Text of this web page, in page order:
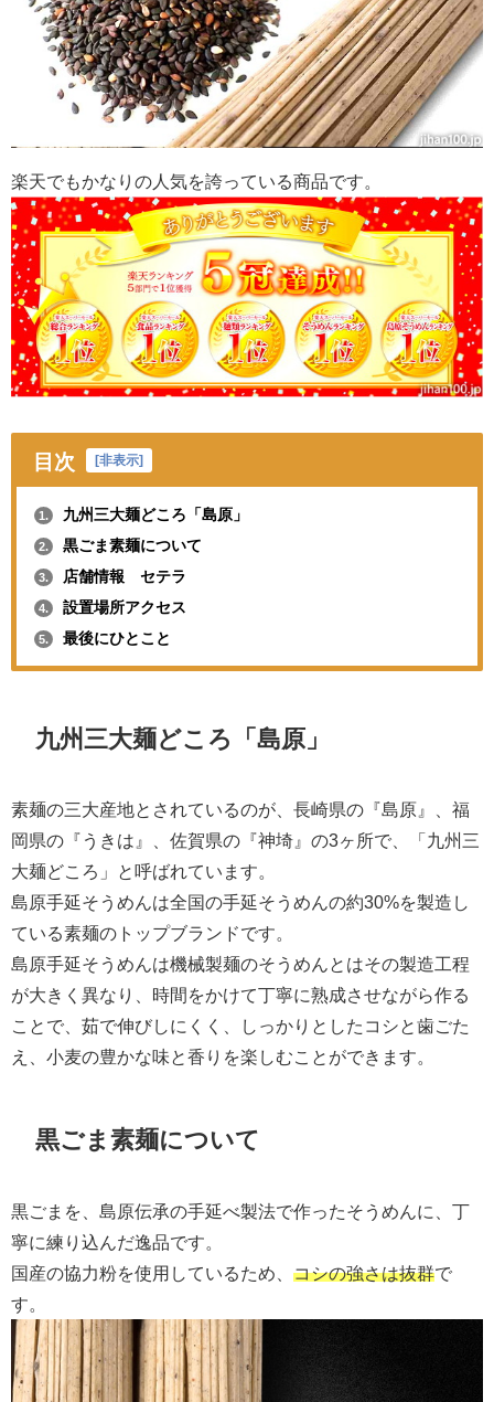
楽天でもかなりの人気を誇っている商品です。
目次 [非表示]
1. 九州三大麺どころ「島原」
2. 黒ごま素麺について
3. 店舗情報 セテラ
4. 設置場所アクセス
5. 最後にひとこと
九州三大麺どころ「島原」
素麺の三大産地とされているのが、長崎県の『島原』、福
岡県の『うきは』、佐賀県の『神埼』の3ヶ所で、「九州三
大麺どころ」と呼ばれています。
島原手延そうめんは全国の手延そうめんの約30%を製造し
ている素麺のトップブランドです。
島原手延そうめんは機械製麺のそうめんとはその製造工程
が大きく異なり、時間をかけて丁寧に熟成させながら作る
ことで、茹で伸びしにくく、しっかりとしたコシと歯ごた
え、小麦の豊かな味と香りを楽しむことができます。
黒ごま素麺について
黒ごまを、島原伝承の手延べ製法で作ったそうめんに、丁
寧に練り込んだ逸品です。
国産の協力粉を使用しているため、 コシの強さは抜群で
す。